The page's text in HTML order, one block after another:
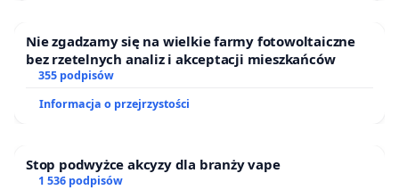
Nie zgadzamy się na wielkie farmy fotowoltaiczne
bez rzetelnych analiz i akceptacji mieszkańców
355 podpisów
Informacja o przejrzystości
Stop podwyżce akcyzy dla branży vape
1 536 podpisów